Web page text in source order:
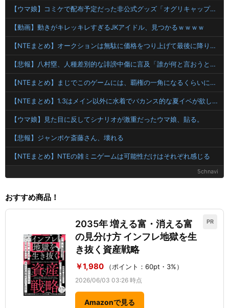
【ウマ娘】コミケで配布予定だった非公式グッズ「オグリキャップタマモクロスアクリル定規」意外(?)な落とし穴により配布を撤回することに…
【動画】動きがキレッキレすぎるJKアイドル、見つかるｗｗｗｗ
【NTEまとめ】オークションは無駄に価格をつり上げて最後に降りるのが楽しい
【悲報】八村塁、人種差別的な誹謗中傷に言及「誰が何と言おうと僕は日本人」
【NTEまとめ】まじでこのゲームには、覇権の一角になるくらいに成長してほしいと願ってるんやが
【NTEまとめ】1.3はメイン以外に水着でバカンス的な夏イベが欲しい
【ウマ娘】見た目に反してシナリオが激重だったウマ娘、貼る。
【悲報】ジャンポケ斎藤さん、壊れる
【NTEまとめ】NTEの雑ミニゲームは可能性だけはそれぞれ感じる
5chnavi
おすすめ商品！
PR
2035年 増える富・消える富
の見分け方 インフレ地獄を生
き抜く資産戦略
￥1,980 （ポイント：60pt・3%）
2026/06/03 03:26 時点
Amazonで見る